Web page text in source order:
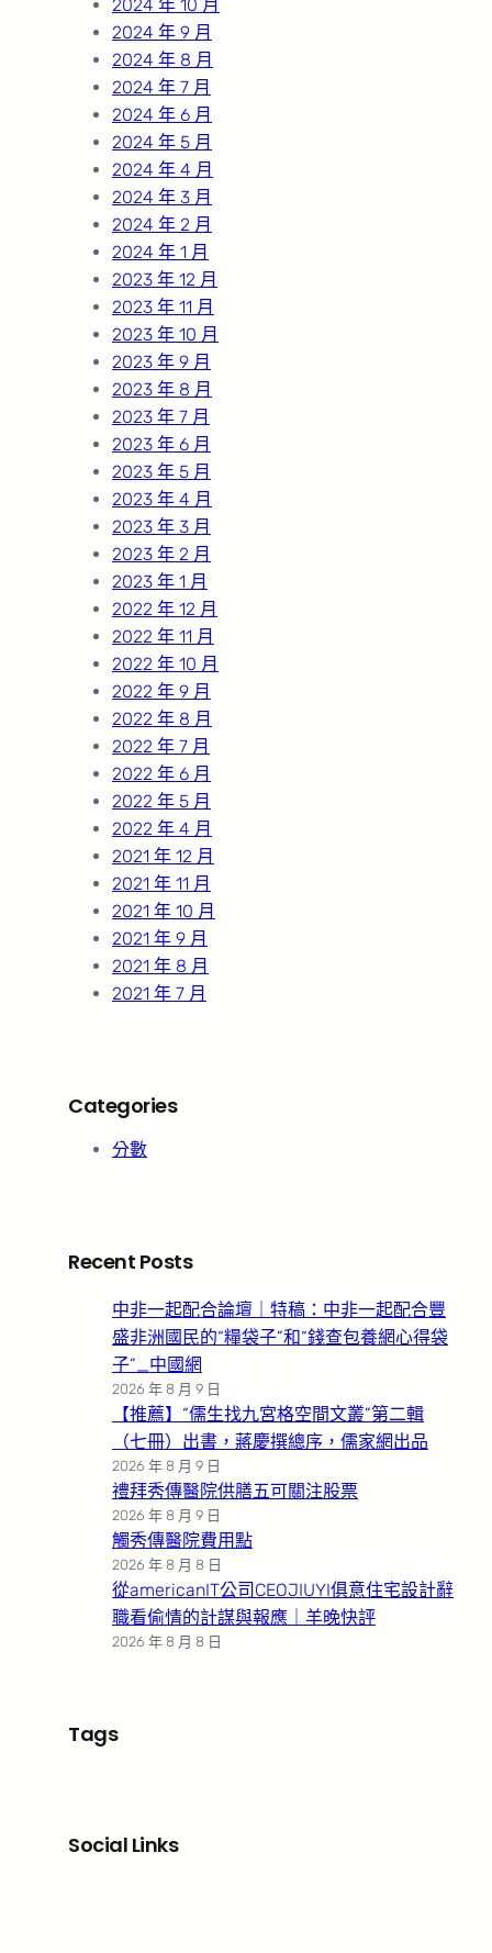
2024 年 10 月
2024 年 9 月
2024 年 8 月
2024 年 7 月
2024 年 6 月
2024 年 5 月
2024 年 4 月
2024 年 3 月
2024 年 2 月
2024 年 1 月
2023 年 12 月
2023 年 11 月
2023 年 10 月
2023 年 9 月
2023 年 8 月
2023 年 7 月
2023 年 6 月
2023 年 5 月
2023 年 4 月
2023 年 3 月
2023 年 2 月
2023 年 1 月
2022 年 12 月
2022 年 11 月
2022 年 10 月
2022 年 9 月
2022 年 8 月
2022 年 7 月
2022 年 6 月
2022 年 5 月
2022 年 4 月
2021 年 12 月
2021 年 11 月
2021 年 10 月
2021 年 9 月
2021 年 8 月
2021 年 7 月
Categories
分數
Recent Posts
中非一起配合論壇｜特稿：中非一起配合豐
盛非洲國民的“糧袋子”和“錢查包養網心得袋
子”_中國網
2026 年 8 月 9 日
【推薦】“儒生找九宮格空間文叢”第二輯
（七冊）出書，蔣慶撰總序，儒家網出品
2026 年 8 月 9 日
禮拜秀傳醫院供膳五可關注股票
2026 年 8 月 9 日
觸秀傳醫院費用點
2026 年 8 月 8 日
從americanIT公司CEOJIUYI俱意住宅設計辭
職看偷情的計謀與報應｜羊晚快評
2026 年 8 月 8 日
Tags
Social Links